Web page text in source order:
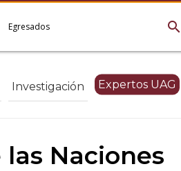
search
Egresados
Investigación Expertos UAG
Naciones